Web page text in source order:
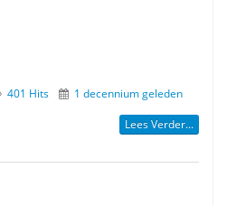
401 Hits 1 decennium geleden
Lees Verder...